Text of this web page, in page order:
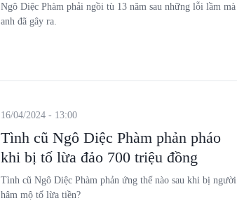
Ngô Diệc Phàm phải ngồi tù 13 năm sau những lỗi lầm mà
anh đã gây ra.
Tình cũ Ngô Diệc Phàm phản pháo
khi bị tố lừa đảo 700 triệu đồng
16/04/2024 - 13:00
Tình cũ Ngô Diệc Phàm phản ứng thế nào sau khi bị người
hâm mộ tố lừa tiền?